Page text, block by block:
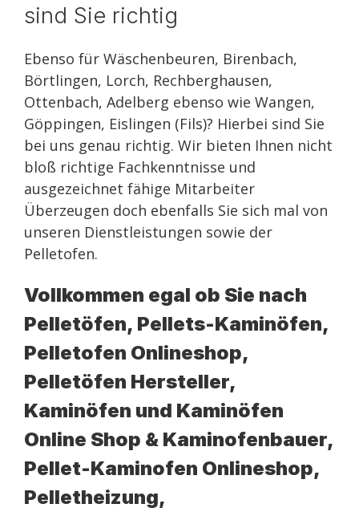
sind Sie richtig
Ebenso für Wäschenbeuren, Birenbach,
Börtlingen, Lorch, Rechberghausen,
Ottenbach, Adelberg ebenso wie Wangen,
Göppingen, Eislingen (Fils)? Hierbei sind Sie
bei uns genau richtig. Wir bieten Ihnen nicht
bloß richtige Fachkenntnisse und
ausgezeichnet fähige Mitarbeiter
Überzeugen doch ebenfalls Sie sich mal von
unseren Dienstleistungen sowie der
Pelletofen.
Vollkommen egal ob Sie nach
Pelletöfen, Pellets-Kaminöfen,
Pelletofen Onlineshop,
Pelletöfen Hersteller,
Kaminöfen und Kaminöfen
Online Shop & Kaminofenbauer,
Pellet-Kaminofen Onlineshop,
Pelletheizung,